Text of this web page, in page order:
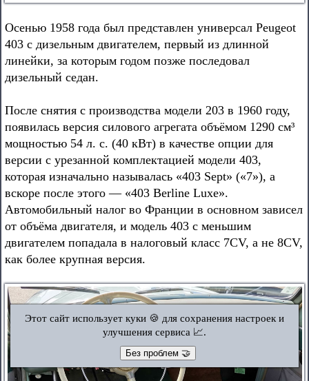
Осенью 1958 года был представлен универсал Peugeot
403 с дизельным двигателем, первый из длинной
линейки, за которым годом позже последовал
дизельный седан.
После снятия с производства модели 203 в 1960 году,
появилась версия силового агрегата объёмом 1290 см³
мощностью 54 л. с. (40 кВт) в качестве опции для
версии с урезанной комплектацией модели 403,
которая изначально называлась «403 Sept» («7»), а
вскоре после этого — «403 Berline Luxe».
Автомобильный налог во Франции в основном зависел
от объёма двигателя, и модель 403 с меньшим
двигателем попадала в налоговый класс 7CV, а не 8CV,
как более крупная версия.
Этот сайт использует куки 🍪 для сохранения настроек и
улучшения сервиса 📈.
Без проблем 🤝